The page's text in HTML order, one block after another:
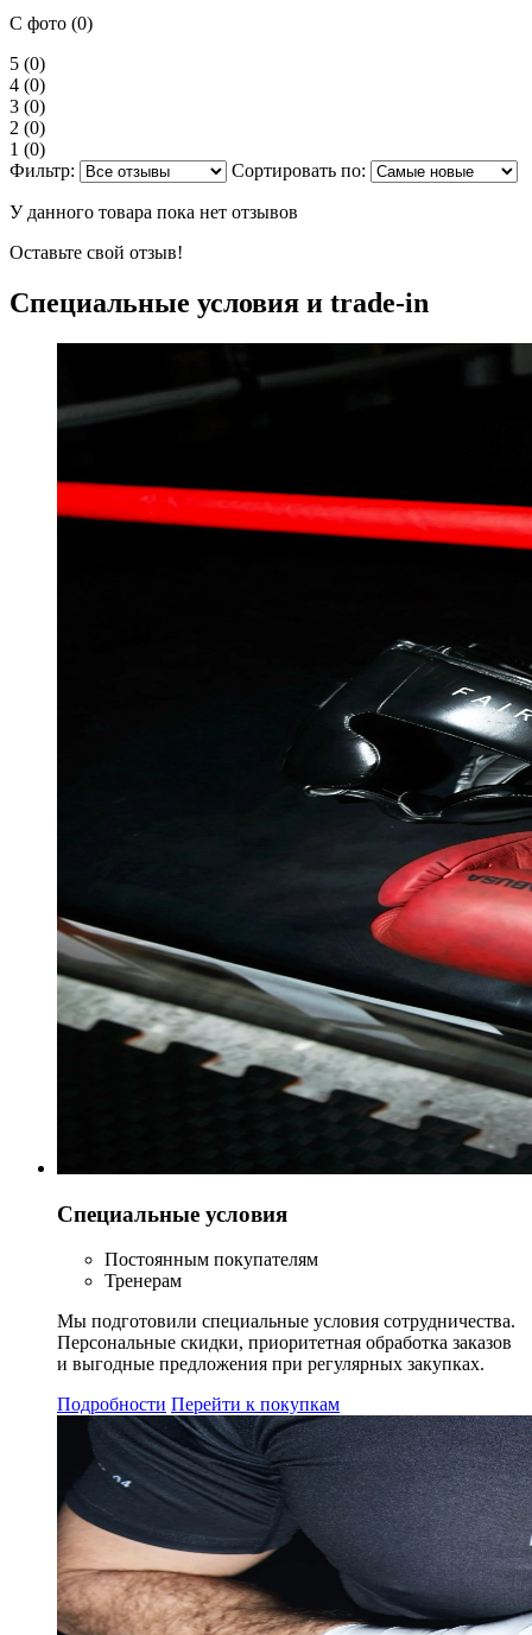
С фото (0)
5 (0)
4 (0)
3 (0)
2 (0)
1 (0)
Фильтр:
Сортировать по:
У данного товара пока нет отзывов
Оставьте свой отзыв!
Специальные условия и trade-in
Специальные условия
Постоянным покупателям
Тренерам
Мы подготовили специальные условия сотрудничества.
Персональные скидки, приоритетная обработка заказов
и выгодные предложения при регулярных закупках.
Подробности Перейти к покупкам